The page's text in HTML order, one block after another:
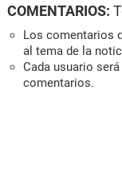
COMENTARIOS:
Los comentarios
al tema de la
Cada usuario
comentarios.